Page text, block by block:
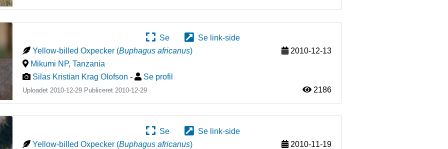
Se
Se link-side
Yellow-billed Oxpecker (Buphagus africanus)
2010-12-13
Mikumi NP,Tanzania
Silas Kristian Krag Olofson - Se profil
Uploadet 2010-12-29 Publiceret 2010-12-29 2186
Se
Se link-side
Yellow-billed Oxpecker (Buphagus africanus)
2010-11-19